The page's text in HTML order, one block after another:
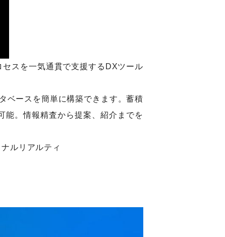
スを一気通貫で支援するDXツール
ベースを簡単に構築できます。蓄積
能。情報精査から提案、紹介までを
ルリアルティ